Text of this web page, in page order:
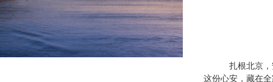
扎根北京
这份心安，藏在